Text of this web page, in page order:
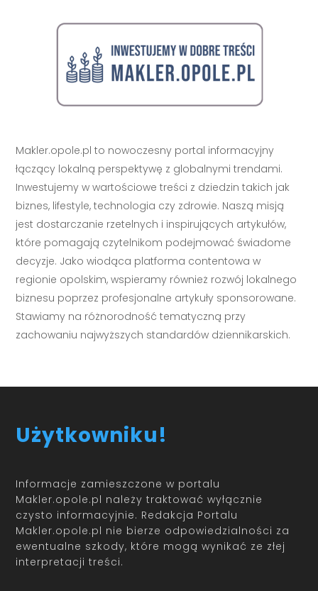
Makler.opole.pl to nowoczesny portal informacyjny
łączący lokalną perspektywę z globalnymi trendami.
Inwestujemy w wartościowe treści z dziedzin takich jak
biznes, lifestyle, technologia czy zdrowie. Naszą misją
jest dostarczanie rzetelnych i inspirujących artykułów,
które pomagają czytelnikom podejmować świadome
decyzje. Jako wiodąca platforma contentowa w
regionie opolskim, wspieramy również rozwój lokalnego
biznesu poprzez profesjonalne artykuły sponsorowane.
Stawiamy na różnorodność tematyczną przy
zachowaniu najwyższych standardów dziennikarskich.
Użytkowniku!
Informacje zamieszczone w portalu
Makler.opole.pl należy traktować wyłącznie
czysto informacyjnie. Redakcja Portalu
Makler.opole.pl nie bierze odpowiedzialności za
ewentualne szkody, które mogą wynikać ze złej
interpretacji treści.